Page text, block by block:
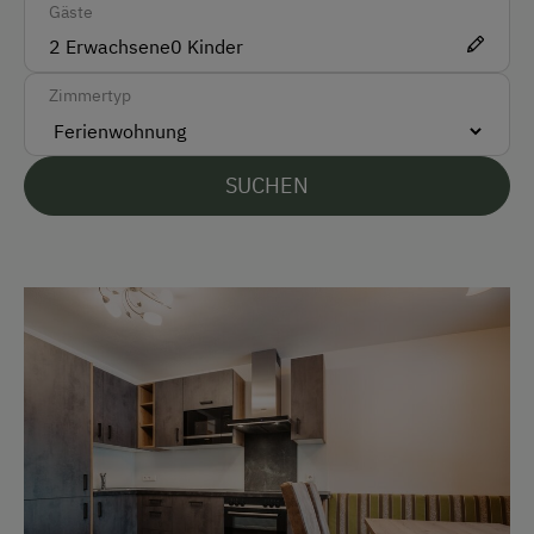
Zug
Akzeptierte Zahlungsmittel
Vor Ort gesprochene Sprachen
Deutsch
Englisch
Parken
Gäste
2 Erwachsene0 Kinder
Zimmertyp
SUCHEN